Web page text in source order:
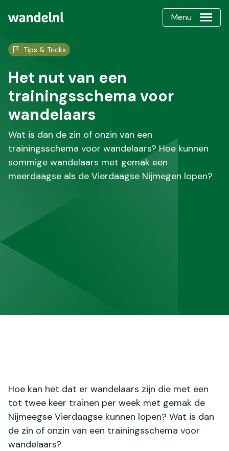
Menu
Tips & Tricks
Het nut van een
trainingsschema voor
wandelaars
Wat is dan de zin of onzin van een
trainingsschema voor wandelaars? Hoe kunnen
sommige wandelaars met gemak een
meerdaagse als de Vierdaagse Nijmegen lopen?
Hoe kan het dat er wandelaars zijn die met een
tot twee keer trainen per week met gemak de
Nijmeegse Vierdaagse kunnen lopen? Wat is dan
de zin of onzin van een trainingsschema voor
wandelaars?